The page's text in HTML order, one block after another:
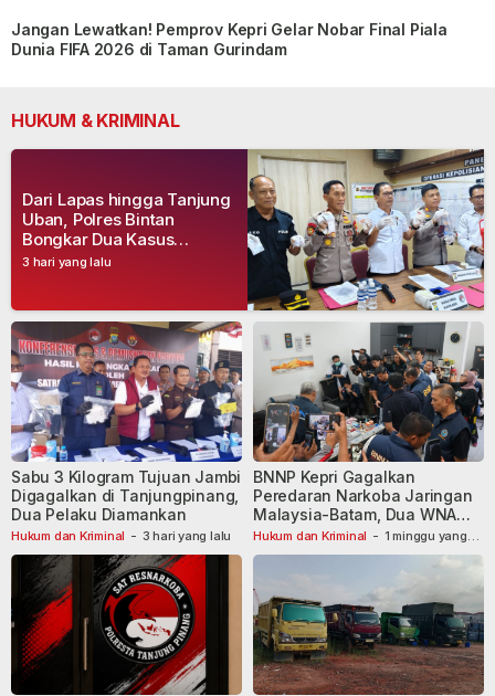
Jangan Lewatkan! Pemprov Kepri Gelar Nobar Final Piala
Dunia FIFA 2026 di Taman Gurindam
HUKUM & KRIMINAL
3 hari yang lalu
Dari Lapas hingga Tanjung
Uban, Polres Bintan
Bongkar Dua Kasus
Narkoba, Empat Tersangka
Hukum dan Kriminal - 3 hari yang lalu
Sabu 3 Kilogram Tujuan Jambi
Digagalkan di Tanjungpinang,
Dua Pelaku Diamankan
Hukum dan Kriminal - 1 minggu yang
BNNP Kepri Gagalkan
Peredaran Narkoba Jaringan
Malaysia-Batam, Dua WNA
Masih Diburu